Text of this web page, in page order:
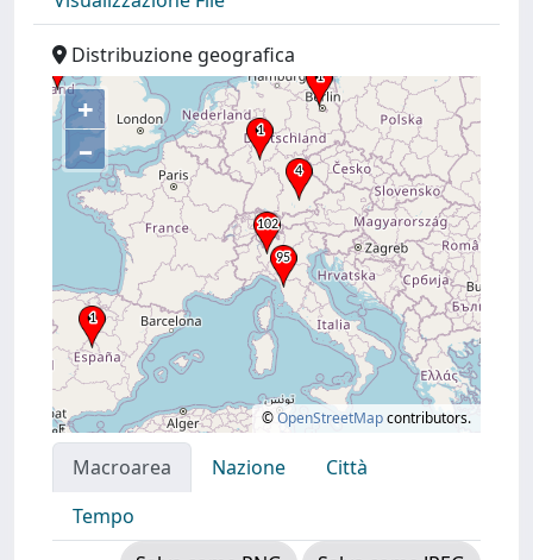
Distribuzione geografica
+
–
©OpenStreetMapcontributors.
Macroarea Nazione
Città
Tempo